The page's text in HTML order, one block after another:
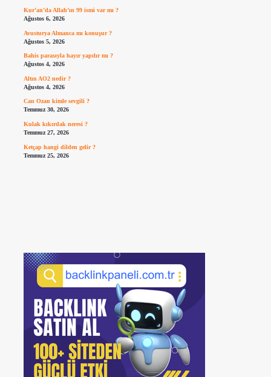
Kur’an’da Allah’ın 99 ismi var mı ?
Ağustos 6, 2026
Avusturya Almanca mı konuşur ?
Ağustos 5, 2026
Bahis parasıyla hayır yapılır mı ?
Ağustos 4, 2026
Altın AO2 nedir ?
Ağustos 4, 2026
Can Ozan kimle sevgili ?
Temmuz 30, 2026
Kulak kıkırdak neresi ?
Temmuz 27, 2026
Ketçap hangi dilden gelir ?
Temmuz 25, 2026